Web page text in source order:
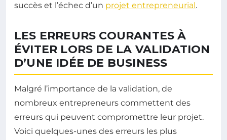
succès et l’échec d’un projet entrepreneurial.
LES ERREURS COURANTES À
ÉVITER LORS DE LA VALIDATION
D’UNE IDÉE DE BUSINESS
Malgré l’importance de la validation, de
nombreux entrepreneurs commettent des
erreurs qui peuvent compromettre leur projet.
Voici quelques-unes des erreurs les plus